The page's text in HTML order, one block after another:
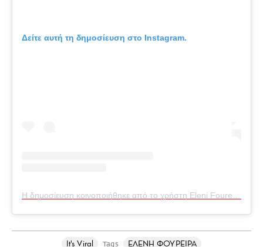
Δείτε αυτή τη δημοσίευση στο Instagram.
Η δημοσίευση κοινοποιήθηκε από το χρήστη Eleni Foureira (@foureira)
It's Viral Tags
ΕΛΕΝΗ ΦΟΥΡΕΙΡΑ